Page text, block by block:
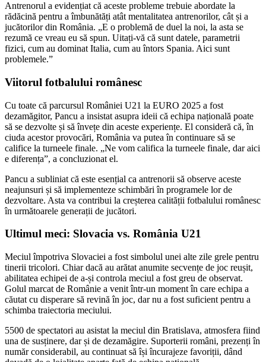
Antrenorul a evidențiat că aceste probleme trebuie abordate la
rădăcină pentru a îmbunătăți atât mentalitatea antrenorilor, cât și a
jucătorilor din România. „E o problemă de duel la noi, la asta se
rezumă ce vreau eu să spun. Uitați-vă că sunt datele, parametrii
fizici, cum au dominat Italia, cum au întors Spania. Aici sunt
problemele.”
Viitorul fotbalului românesc
Cu toate că parcursul României U21 la EURO 2025 a fost
dezamăgitor, Pancu a insistat asupra ideii că echipa națională poate
să se dezvolte și să învețe din aceste experiențe. El consideră că, în
ciuda acestor provocări, România va putea în continuare să se
califice la turneele finale. „Ne vom califica la turneele finale, dar aici
e diferența”, a concluzionat el.
Pancu a subliniat că este esențial ca antrenorii să observe aceste
neajunsuri și să implementeze schimbări în programele lor de
dezvoltare. Asta va contribui la creșterea calității fotbalului românesc
în următoarele generații de jucători.
Ultimul meci: Slovacia vs. România U21
Meciul împotriva Slovaciei a fost simbolul unei alte zile grele pentru
tinerii tricolori. Chiar dacă au arătat anumite secvențe de joc reușit,
abilitatea echipei de a-și controla meciul a fost greu de observat.
Golul marcat de Românie a venit într-un moment în care echipa a
căutat cu disperare să revină în joc, dar nu a fost suficient pentru a
schimba traiectoria meciului.
5500 de spectatori au asistat la meciul din Bratislava, atmosfera fiind
una de susținere, dar și de dezamăgire. Suporterii români, prezenți în
număr considerabil, au continuat să își încurajeze favoriții, dând